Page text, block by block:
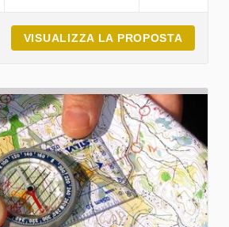
VISUALIZZA LA PROPOSTA